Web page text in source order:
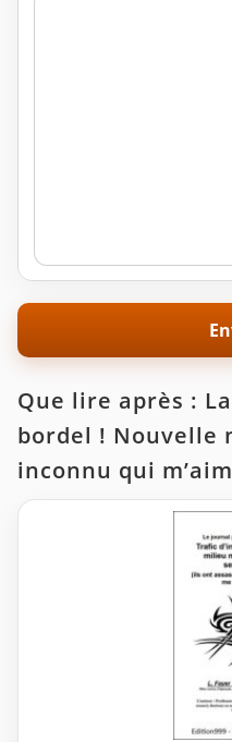
Que lire après :
bordel ! Nouvelle
inconnu qui